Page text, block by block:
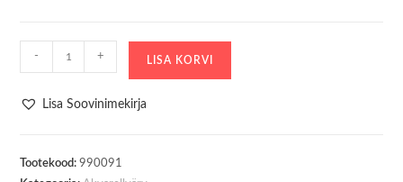
Akvarellvärvide
Komplekt
„Leningrad“,
kogus
- + LISA KORVI
Lisa Soovinimekirja
Tootekood:990091